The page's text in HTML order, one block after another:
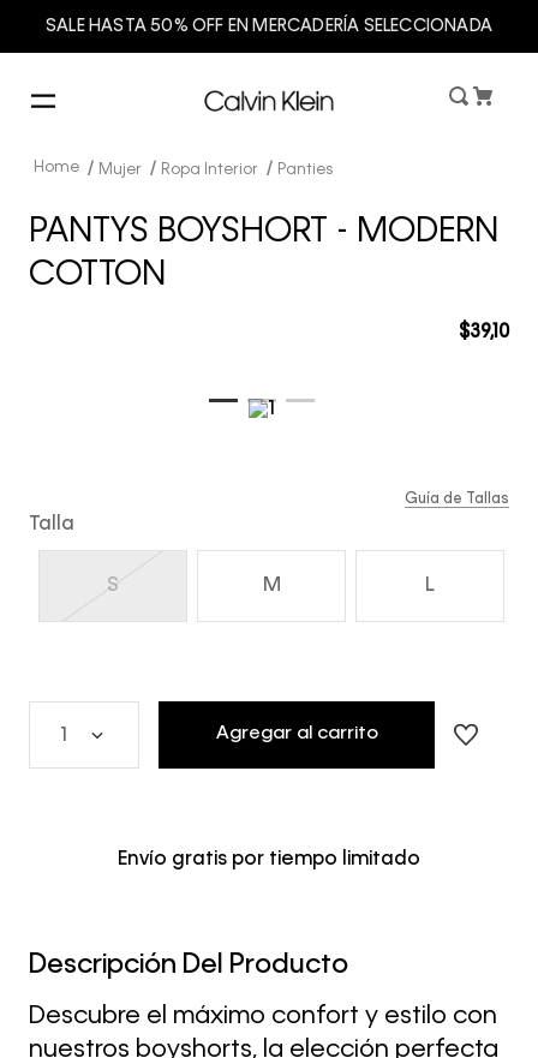
SALE HASTA 50% OFF EN MERCADERÍA SELECCIONADA
Mujer Ropa Interior Panties
PANTYS BOYSHORT - MODERN
COTTON
$39,10
Talla
S M L
Guía de Tallas
Agregar al carrito
Envío gratis por tiempo limitado
Descripción Del Producto
Descubre el máximo confort y estilo con
nuestros boyshorts, la elección perfecta